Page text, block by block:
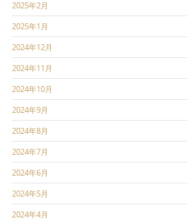
2025年2月
2025年1月
2024年12月
2024年11月
2024年10月
2024年9月
2024年8月
2024年7月
2024年6月
2024年5月
2024年4月